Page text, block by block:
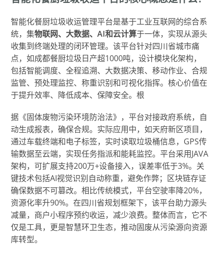
智能化餐厨垃圾收运管理平台是基于工业互联网的综合系
统，集物联网、大数据、AI和云计算于一体，实现从源头
收集到终端处理的闭环管理。该平台针对四川省城市痛
点，如成都餐厨垃圾日产超1000吨，设计模块化架构，
包括智能调度、全程追溯、大数据决策、移动作业、合规
监管、预处理监控、称重识别和可视化指挥。核心价值在
于提升效率、降低成本、保障安全。根
据《固体废物污染环境防治法》，平台对接政府系统，自
动生成报表，确保合规。实际应用中，如天府新区项目，
通过车载终端和电子标签，实时读取垃圾桶信息，GPS传
输数据至云端，实现任务指派和能耗监控。平台采用JAVA
架构，可扩展支持200万+设备接入，误差率低于3%。关
键技术包括AI视觉识别自动称重，避免作弊；区块链存证
确保数据不可篡改。相比传统模式，平台空驶率降20%，
资源化率升90%。在四川省规划框架下，该平台助力源头
减量，商户小程序预约收运，减少浪费。整体而言，它不
仅是工具，更是智慧环卫生态，推动固废从污染源向资源
库转型。